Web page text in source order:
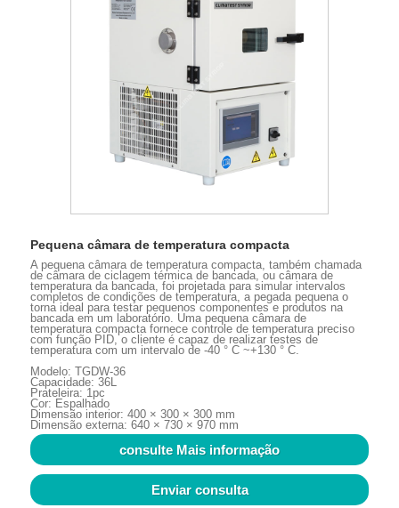
Pequena câmara de temperatura compacta
A pequena câmara de temperatura compacta, também chamada
de câmara de ciclagem térmica de bancada, ou câmara de
temperatura da bancada, foi projetada para simular intervalos
completos de condições de temperatura, a pegada pequena o
torna ideal para testar pequenos componentes e produtos na
bancada em um laboratório. Uma pequena câmara de
temperatura compacta fornece controle de temperatura preciso
com função PID, o cliente é capaz de realizar testes de
temperatura com um intervalo de -40 ° C ~+130 ° C.
Modelo: TGDW-36
Capacidade: 36L
Prateleira: 1pc
Cor: Espalhado
Dimensão interior: 400 × 300 × 300 mm
Dimensão externa: 640 × 730 × 970 mm
consulte Mais informação
Enviar consulta